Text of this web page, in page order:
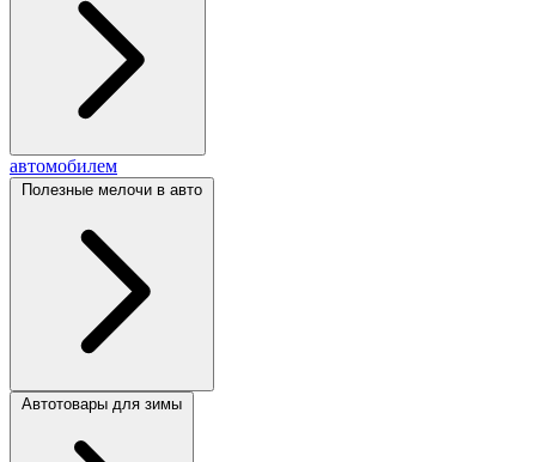
автомобилем
Полезные мелочи в авто
Автотовары для зимы